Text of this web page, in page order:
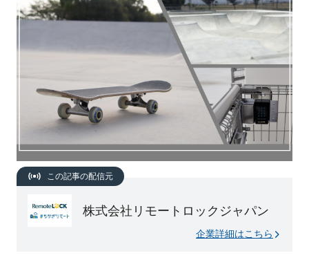
この記事の配信元
株式会社リモートロックジャパン
企業詳細はこちら